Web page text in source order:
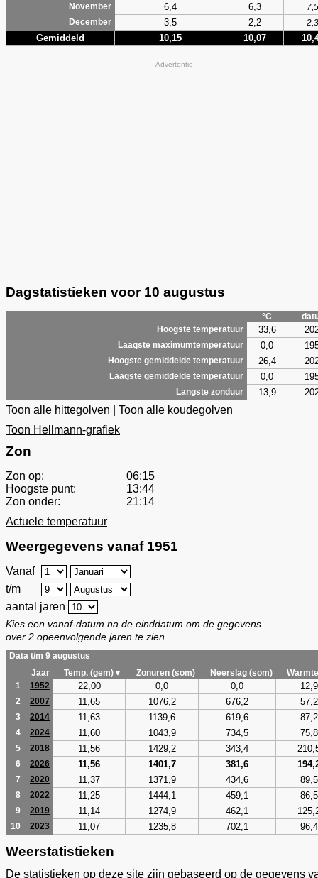
November
6,4 6,3
7,5
December
3,5 2,2 2,3
Gemiddeld 10,15 10,07
Advertentie
Dagstatistieken voor 10 augustus
°C
Hoogste temperatuur
33,6
Laagste maximumtemperatuur 0,0
Hoogste gemiddelde temperatuur 26,4
Laagste gemiddelde temperatuur 0,0
Langste zonduur 13,9
Toon alle hittegolven
Toon alle koudegolven
Toon Hellmann-grafiek
Zon
Zon op:
06:15
Hoogste punt:
13:44
Zon onder:
21:14
Actuele temperatuur
Weergegevens vanaf 1951
Vanaf
t/m
aantal jaren
Kies een vanaf-datum na de einddatum om de gegevens
over 2 opeenvolgende jaren te zien.
Data t/m 9 augustus
Jaar
Temp. (gem)▼ Zonuren (som) Neerslag (som)
1
1952 22,00 0,0 0,0 12,9
2 2007 11,65 1076,2 676,2 57,2
3 2014 11,63 1139,6 619,6 87,2
4 2024 11,60 1043,9 734,5 75,8
5 2018 11,56 1429,2 343,4
6 2026 11,56 1401,7 381,6
7 2020 11,37 1371,9 434,6 89,5
8 2022 11,25 1444,1 459,1 86,5
9 2019 11,14 1274,9 462,1
10 2023 11,07 1235,8 702,1 96,4
Weerstatistieken
De statistieken op deze site zijn gebaseerd op de gegevens